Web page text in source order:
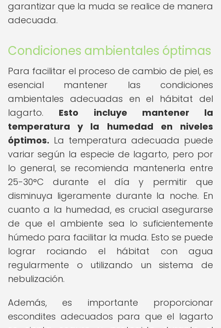
garantizar que la muda se realice de manera
adecuada.
Condiciones ambientales óptimas
Para facilitar el proceso de cambio de piel, es
esencial mantener las condiciones
ambientales adecuadas en el hábitat del
lagarto. Esto incluye mantener la
temperatura y la humedad en niveles
óptimos. La temperatura adecuada puede
variar según la especie de lagarto, pero por
lo general, se recomienda mantenerla entre
25-30°C durante el día y permitir que
disminuya ligeramente durante la noche. En
cuanto a la humedad, es crucial asegurarse
de que el ambiente sea lo suficientemente
húmedo para facilitar la muda. Esto se puede
lograr rociando el hábitat con agua
regularmente o utilizando un sistema de
nebulización.
Además, es importante proporcionar
escondites adecuados para que el lagarto